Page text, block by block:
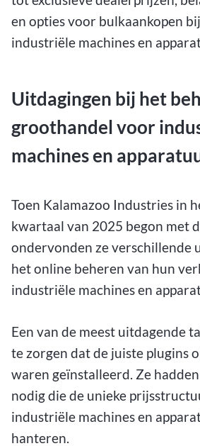
en opties voor bulkaankopen
industriële machines en
Uitdagingen bij het
groothandel voor
machines en
Toen Kalamazoo Industries in
kwartaal van 2025 begon met
ondervonden ze verschillende
het online beheren van hun
industriële machines en
Een van de meest uitdagende
te zorgen dat de juiste plugins
waren geïnstalleerd. Ze
nodig die de unieke
industriële machines en
hanteren.